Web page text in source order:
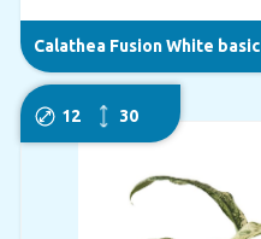
Calathea Fusion White basic
12 30